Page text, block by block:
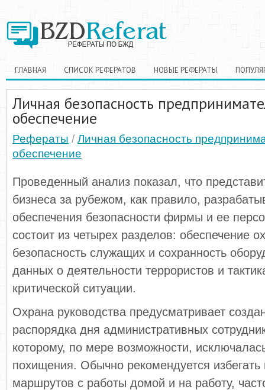
ГЛАВНАЯ СПИСОК РЕФЕРАТОВ НОВЫЕ РЕФЕРАТЫ
Личная безопасность
обеспечение
Рефераты / Личная безопасность
обеспечение
Проведенный анализ показал, что
бизнеса за рубежом, как правило,
обеспечения безопасности фирмы и ее
состоит из четырех разделов: обеспе­чение
безопасность служащих и со­хранность
данных о деятельности тер­рористов и
критической ситуации.
Охрана руководства предусматривает
распорядка дня административных
которому, по мере возможности,
похищения. Обычно рекомендуется избегать
маршрутов с работы домой и на работу,